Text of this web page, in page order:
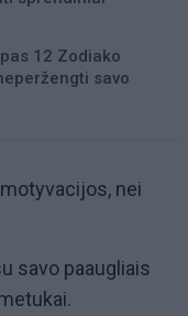
12 Zodiako
savo
nei
savo paaugliais